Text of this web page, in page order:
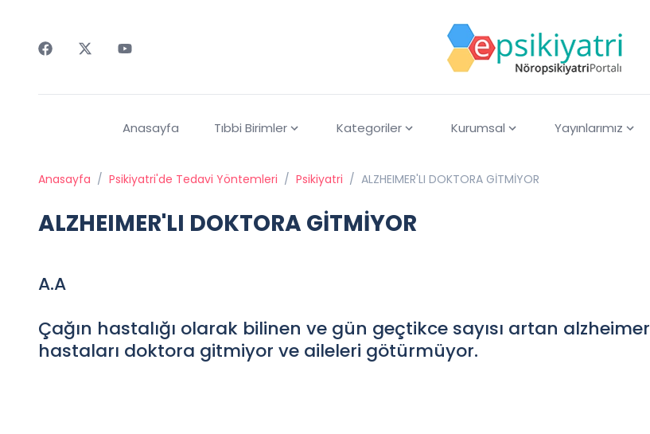
Anasayfa Tıbbi Birimler Kategoriler Kurumsal Yayınlarımız
Anasayfa / Psikiyatri'de Tedavi Yöntemleri / Psikiyatri / ALZHEIMER'LI DOKTORA GİTMİYOR
ALZHEIMER'LI DOKTORA GİTMİYOR
A.A
Çağın hastalığı olarak bilinen ve gün geçtikce sayısı artan alzheimer
hastaları doktora gitmiyor ve aileleri götürmüyor.